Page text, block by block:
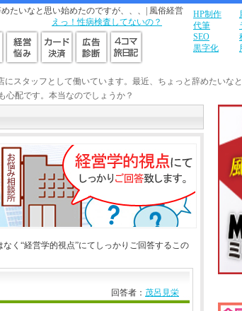
たいなと思い始めたのですが、、、| 風俗経営
えっ！性病検査してないの？
HP制作
代筆
SEO
黒字化
にスタッフとして働いています。最近、ちょっと辞めたいな
心配です。本当なのでしょうか？
く“経営学的視点”にてしっかりご回答するこの
回答者： 茂呂見栄